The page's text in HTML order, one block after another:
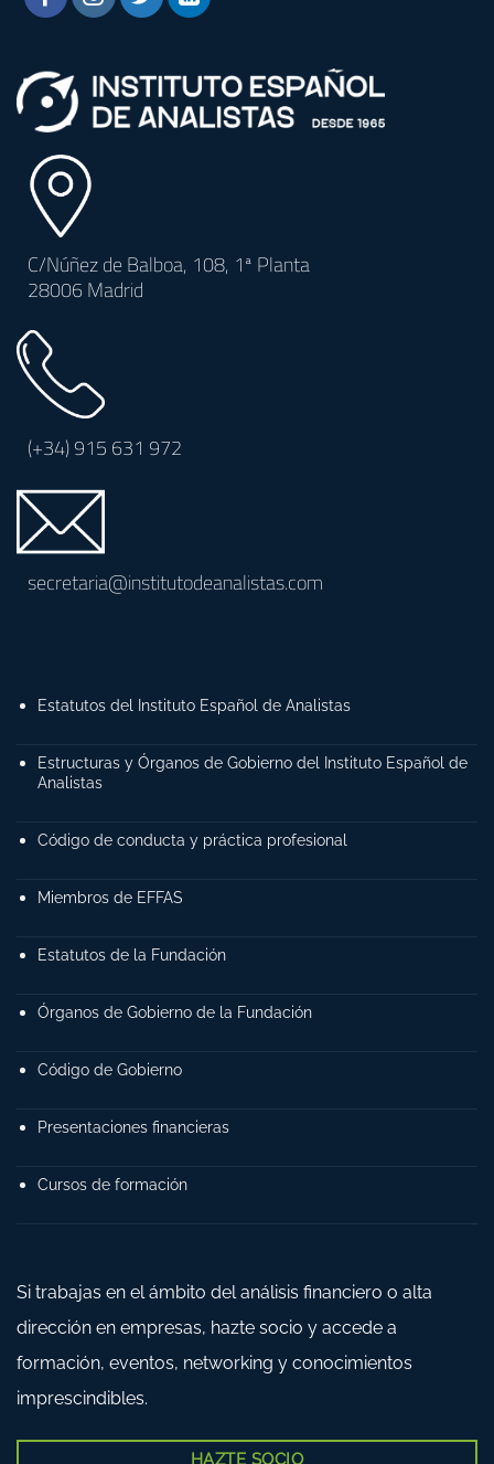
C/Núñez de Balboa, 108, 1ª Planta
28006 Madrid
(+34)915 631 972
secretaria@institutodeanalistas.com
Estatutos del Instituto Español de Analistas
Estructuras y Órganos de Gobierno del Instituto Español de
Analistas
Código de conducta y práctica profesional
Miembros de EFFAS
Estatutos de la Fundación
Órganos de Gobierno de la Fundación
Código de Gobierno
Presentaciones financieras
Cursos de formación
Si trabajas en el ámbito del análisis financiero o alta
dirección en empresas, hazte socio y accede a
formación, eventos, networking y conocimientos
imprescindibles.
HAZTE SOCIO